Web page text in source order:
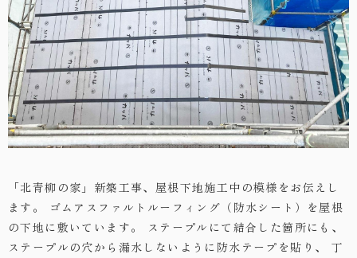
「北青柳の家」新築工事、屋根下地施工中の模様をお伝えし
ます。
ゴムアスファルトルーフィング（防水シート）を屋根
の下地に敷いています。
ステープルにて結合した箇所にも、
ステープルの穴から漏水しないように防水テープを貼り、
丁